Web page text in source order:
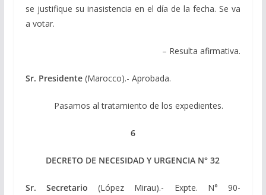
se justifique su inasistencia en el día de la fecha. Se va
a votar.
– Resulta afirmativa.
Sr. Presidente(Marocco).- Aprobada.
Pasamos al tratamiento de los expedientes.
6
DECRETO DE NECESIDAD Y URGENCIA N° 32
Sr. Secretario(López Mirau).- Expte. N° 90-